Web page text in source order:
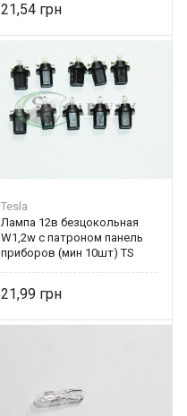
21,54
Tesla
Лампа 12в безцокольная
W1,2w с патроном панель
приборов (мин 10шт) TS
21,99